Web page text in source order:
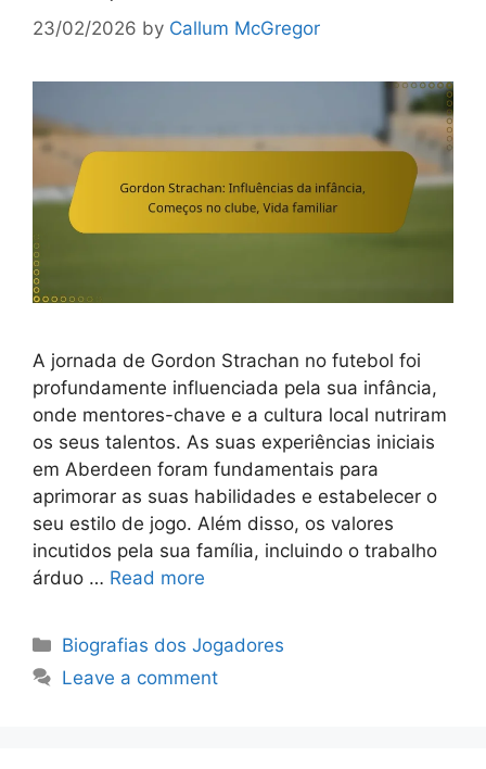
23/02/2026 by Callum McGregor
A jornada de Gordon Strachan no futebol foi
profundamente influenciada pela sua infância,
onde mentores-chave e a cultura local nutriram
os seus talentos. As suas experiências iniciais
em Aberdeen foram fundamentais para
aprimorar as suas habilidades e estabelecer o
seu estilo de jogo. Além disso, os valores
incutidos pela sua família, incluindo o trabalho
árduo … Read more
Categories
Biografias dos Jogadores
Leave a comment